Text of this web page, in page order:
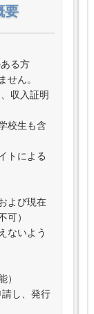
要
る方
せん。
収入証明
校生も含
トによる
よび現在
可）
ないよう
）
し、発行